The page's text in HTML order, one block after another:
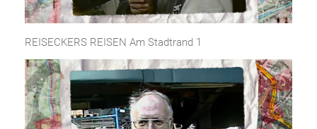
REISECKERS REISEN Am Stadtrand 1